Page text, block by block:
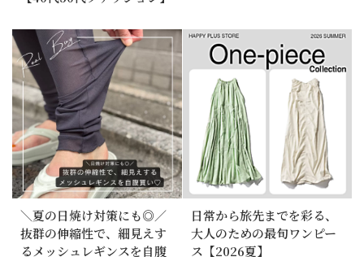
＼夏の日焼け対策にも◎／
抜群の伸縮性で、細見えす
るメッシュレギンスを自腹
日常から旅先までを彩る、
大人のための最旬ワンピー
ス【2026夏】